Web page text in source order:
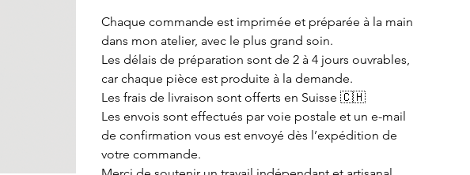
Chaque commande est imprimée et préparée à la main
dans mon atelier, avec le plus grand soin.
Les délais de préparation sont de 2 à 4 jours ouvrables,
car chaque pièce est produite à la demande.
Les frais de livraison sont offerts en Suisse 🇨🇭
Les envois sont effectués par voie postale et un e-mail
de confirmation vous est envoyé dès l’expédition de
votre commande.